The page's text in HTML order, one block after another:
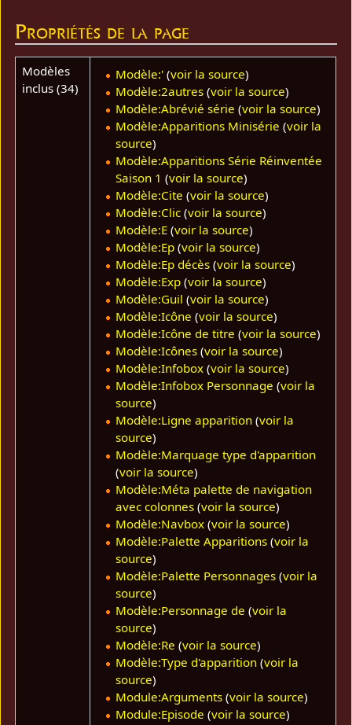
Propriétés de la page
Modèles
inclus (34)
Modèle:' (voir la source)
Modèle:2autres (voir la source)
Modèle:Abrévié série (voir la source)
Modèle:Apparitions Minisérie (voir la
source)
Modèle:Apparitions Série Réinventée
Saison 1 (voir la source)
Modèle:Cite (voir la source)
Modèle:Clic (voir la source)
Modèle:E (voir la source)
Modèle:Ep (voir la source)
Modèle:Ep décès (voir la source)
Modèle:Exp (voir la source)
Modèle:Guil (voir la source)
Modèle:Icône (voir la source)
Modèle:Icône de titre (voir la source)
Modèle:Icônes (voir la source)
Modèle:Infobox (voir la source)
Modèle:Infobox Personnage (voir la
source)
Modèle:Ligne apparition (voir la
source)
Modèle:Marquage type d'apparition
(voir la source)
Modèle:Méta palette de navigation
avec colonnes (voir la source)
Modèle:Navbox (voir la source)
Modèle:Palette Apparitions (voir la
source)
Modèle:Palette Personnages (voir la
source)
Modèle:Personnage de (voir la
source)
Modèle:Re (voir la source)
Modèle:Type d'apparition (voir la
source)
Module:Arguments (voir la source)
Module:Episode (voir la source)